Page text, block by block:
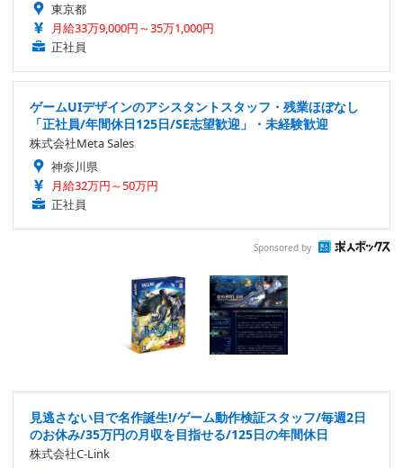
東京都
月給33万9,000円～35万1,000円
正社員
ゲームUIデザインのアシスタントスタッフ・残業ほぼなし
「正社員/年間休日125日/SE志望歓迎」・未経験歓迎
株式会社Meta Sales
神奈川県
月給32万円～50万円
正社員
Sponsored by
見逃さない目で名作誕生!/ゲーム動作検証スタッフ/毎週2日
のお休み/35万円の月収を目指せる/125日の年間休日
株式会社C-Link